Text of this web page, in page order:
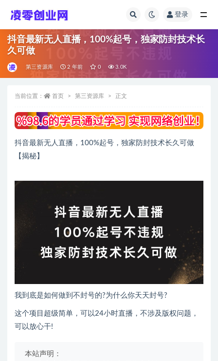
登录
抖音最新无人直播，100%起号，独家防封技术长
久可做
第三资源库 2 年前 0 3.0K
当前位置： 首页 第三资源库 正文
抖音最新无人直播，100%起号，独家防封技术长久可做
【揭秘】
我到底是如何做到不封号的?为什么你天天封号?
这个项目超级简单，可以24小时直播，不涉及版权问题，
可以放心干!
本站声明：